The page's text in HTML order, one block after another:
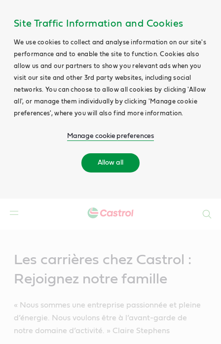
Site Traffic Information and Cookies
We use cookies to collect and analyse information on our site's
performance and to enable the site to function. Cookies also
allow us and our partners to show you relevant ads when you
visit our site and other 3rd party websites, including social
networks. You can choose to allow all cookies by clicking 'Allow
all', or manage them individually by clicking 'Manage cookie
preferences', where you will also find more information.
Manage cookie preferences
Allow all
Les carrières chez Castrol :
Rejoignez notre famille
« Nous sommes une entreprise passionnée et pleine
d’énergie. Nous voulons être à l’avant-garde de
notre domaine d’activité. » Claire Stephens